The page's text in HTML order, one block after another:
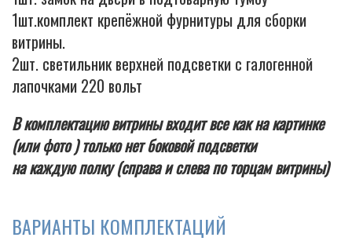
1шт.комплект крепёжной фурнитуры для сборки
витрины.
2шт. светильник верхней подсветки с галогенной
лапочками 220 вольт
В комплектацию витрины входит все как на картинке
(или фото ) только нет боковой подсветки
на каждую полку (справа и слева по торцам витрины)
ВАРИАНТЫ КОМПЛЕКТАЦИЙ